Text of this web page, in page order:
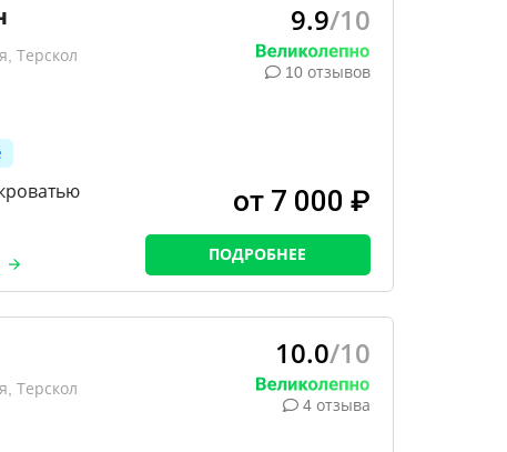
Терскол
9.9/10
10 отзывов
от 7 000 ₽
ПОДРОБНЕЕ
Терскол
10.0/10
4 отзыва